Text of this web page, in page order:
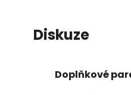
Diskuze
Doplňkové